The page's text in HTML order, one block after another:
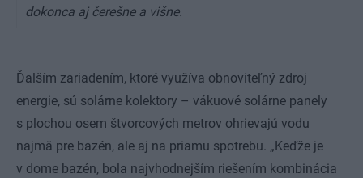
dokonca aj čerešne a višne.
Ďalším zariadením, ktoré využíva obnoviteľný zdroj
energie, sú solárne kolektory – vákuové solárne panely
s plochou osem štvorcových metrov ohrievajú vodu
najmä pre bazén, ale aj na priamu spotrebu. „Keďže je
v dome bazén, bola najvhodnejším riešením kombinácia